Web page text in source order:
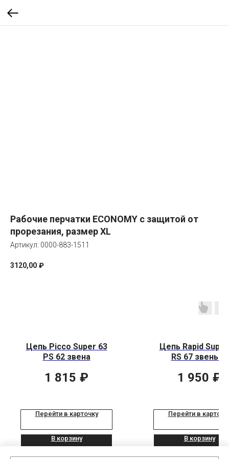
Рабочие перчатки ECONOMY с защитой от
прорезания, размер XL
Артикул: 0000-883-1511
3120,00 ₽
Цепь Picco Super 63
PS 62 звена
1 815 ₽
Перейти в карточку
В корзину
Цепь Rapid
RS 67 звеньев
1 950 ₽
Перейти в
В корзину